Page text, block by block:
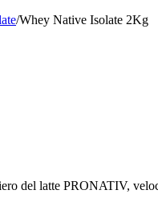
/Whey Native Isolate 2Kg
del latte PRONATIV,